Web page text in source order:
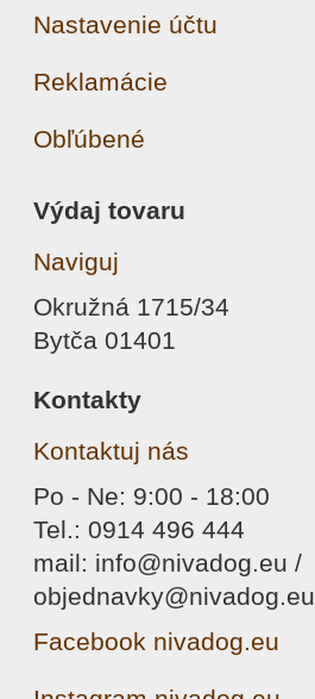
Nastavenie účtu
Reklamácie
Obľúbené
Výdaj tovaru
Naviguj
Okružná 1715/34
Bytča 01401
Kontakty
Kontaktuj nás
Po - Ne: 9:00 - 18:00
Tel.: 0914 496 444
mail: info@nivadog.eu /
objednavky@nivadog.eu
Facebook nivadog.eu